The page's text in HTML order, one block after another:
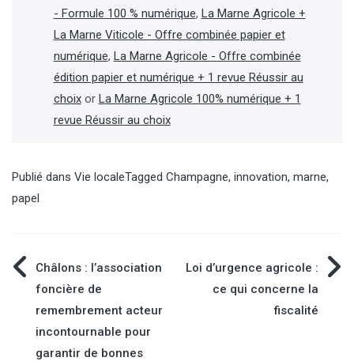
- Formule 100 % numérique, La Marne Agricole +
La Marne Viticole - Offre combinée papier et
numérique, La Marne Agricole - Offre combinée
édition papier et numérique + 1 revue Réussir au
choixor La Marne Agricole 100% numérique + 1
revue Réussir au choix
Publié dans Vie localeTagged Champagne, innovation, marne,
papel
Navigation
de
l’article
Châlons : l’association
foncière de
remembrement acteur
incontournable pour
garantir de bonnes
Loi d’urgence agricole :
ce qui concerne la
fiscalité